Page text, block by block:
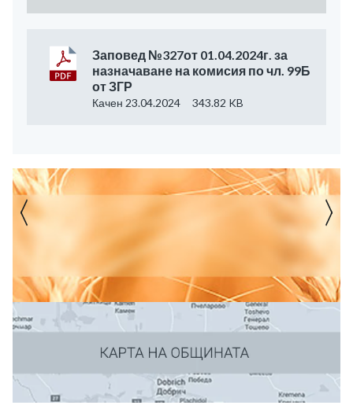
Заповед №327от 01.04.2024г. за
назначаване на комисия по чл. 99Б
от ЗГР
Качен 23.04.2024 343.82 KB